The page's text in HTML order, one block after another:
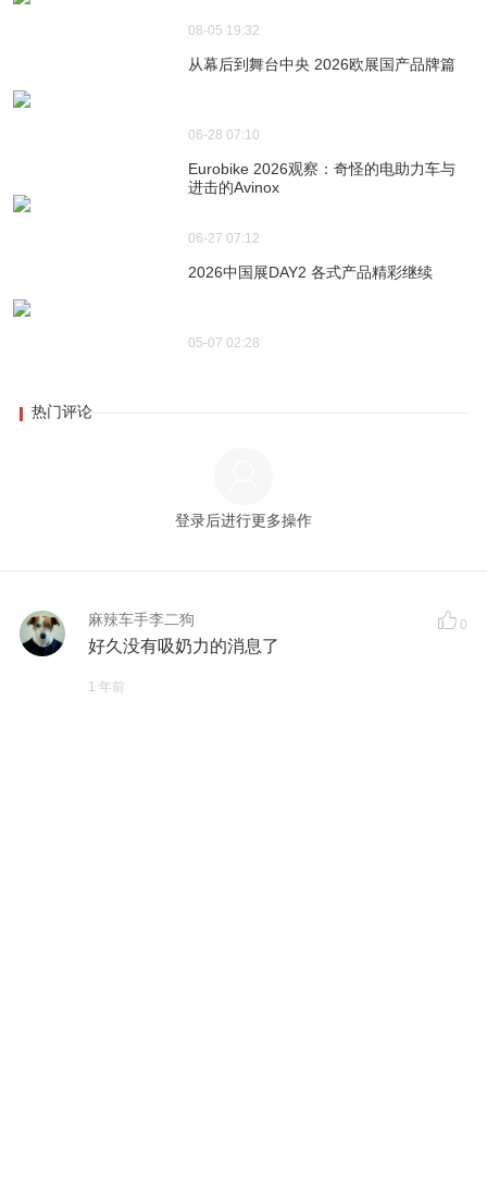
08-05 19:32
从幕后到舞台中央 2026欧展国产品牌篇
06-28 07:10
Eurobike 2026观察：奇怪的电助力车与
进击的Avinox
06-27 07:12
2026中国展DAY2 各式产品精彩继续
05-07 02:28
热门评论
登录后进行更多操作
麻辣车手李二狗 0
好久没有吸奶力的消息了
1 年前